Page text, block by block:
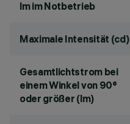
lm im Notbetrieb
Maximale Intensität (cd)
Gesamtlichtstrom bei
einem Winkel von 90°
oder größer (lm)